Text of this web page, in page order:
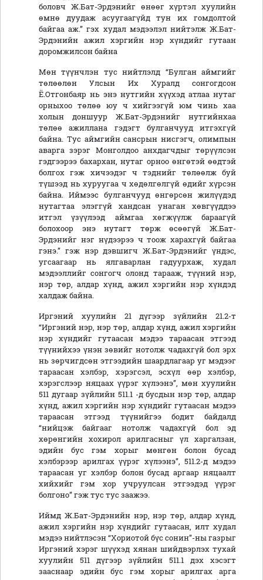
боловч Ж.Бат-Эрдэнийг өнөөг хүртэл хуулийн
өмнө дуудаж асуугаагүйд тун их гомдолтой
байгаа аж.” гэх худал мэдээлэл нийтэлж Ж.Бат-
Эрдэнийн ажил хэргийн нэр хүндийг гутаан
доромжилсон байна
Мөн түүнчлэн тус нийтлэлд “Булган аймгийг
төлөөлөн Улсын Их Хуралд сонгогдсон
Ё.Отгонбаяр нь энэ нутгийн хүүхэд атлаа нутаг
орныхоо төлөө юу ч хийгээгүй юм чинь хаа
холын доншуур Ж.Бат-Эрдэнийг нутгийнхаа
төлөө ажиллана гэдэгт булганчууд итгэхгүй
байна. Тус аймгийн сансрын нисгэгч, олимпын
аварга зэрэг Монголдоо анхдагчдыг төрүүлсэн
гэдгээрээ бахархан, нутаг орноо өнгөтэй өөдтэй
болгох гэж хичээдэг ч тэднийг төлөөлж буй
түшээд нь хуруугаа ч хөдөлгөлгүй өдийг хүрсэн
байна. Иймээс булганчууд өнгөрсөн жилүүдэд
нутагтаа элэггүй хандсан унаган хөвгүүддээ
итгэл үзүүлээд аймгаа хөгжүүлж бараагүй
болохоор энэ нутагт төрж өсөөгүй Ж.Бат-
Эрдэнийг нэг нүдээрээ ч тоож харахгүй байгаа
гэнэ.” гэж нэр дэвшигч Ж.Бат-Эрдэнийг үндэс,
угсаагаар нь ялгаварлан гадуурхаж, худал
мэдээллийг сонгогч олонд тарааж, түүний нэр,
нэр төр, алдар хүнд, ажил хэргийн нэр хүндэд
халдаж байна.
Иргэний хуулийн 21 дүгээр зүйлийн 21.2-т
“Иргэний нэр, нэр төр, алдар хүнд, ажил хэргийн
нэр хүндийг гутаасан мэдээ тараасан этгээд
түүнийхээ үнэн зөвийг нотолж чадахгүй бол эрх
нь зөрчигдсөн этгээдийн шаардлагаар уг мэдээг
тараасан хэлбэр, хэрэгсэл, эсхүл өөр хэлбэр,
хэрэгслээр няцаах үүрэг хүлээнэ”, мөн хуулийн
511 дугаар зүйлийн 511.1 -д бусдын нэр төр, алдар
хүнд, ажил хэргийн нэр хүндийг гутаасан мэдээ
тараасан этгээд түүнийгээ бодит байдалд
“нийцэж байгааг нотолж чадахгүй бол эд
хөрөнгийн хохирол арилгасныг үл харгалзан,
эдийн бус гэм хорыг мөнгөн болон бусад
хэлбэрээр арилгах үүрэг хүлээнэ”, 511.2-д мэдээ
тараасан уг хэлбэр болон бусад аргаар няцаалт
хийхийг гэм хор учруулсан этгээдэд үүрэг
болгоно” гэж тус тус заажээ.
Иймд Ж.Бат-Эрдэнийн нэр, нэр төр, алдар хүнд,
ажил хэргийн нэр хүндийг гутаасан, илт худал
мэдээ нийтлэсэн “Хориотой бүс сонин”-ны газрыг
Иргэний хэрэг шүүхэд хянан шийдвэрлэх тухай
хуулийн 511 дүгээр зүйлийн 511.1 дэх хэсэгт
зааснаар эдийн бус гэм хорыг арилгах арга